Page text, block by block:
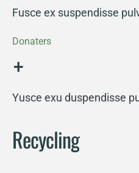
Fusce ex suspendisse
Donaters
+
Yusce exu duspendisse
Recycling